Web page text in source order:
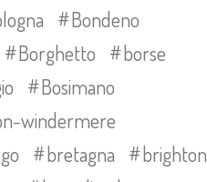
Bondeno
Borghetto
borse
Bosimano
windermere
bretagna
brighton